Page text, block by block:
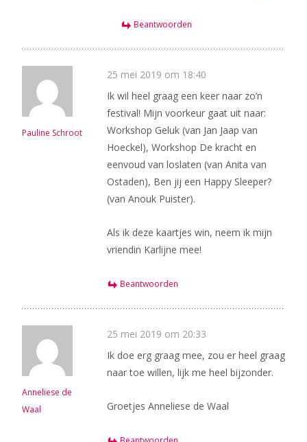
Beantwoorden
Pauline Schroot
25 mei 2019 om 18:40
Ik wil heel graag een keer naar zo’n
festival! Mijn voorkeur gaat uit naar:
Workshop Geluk (van Jan Jaap van
Hoeckel), Workshop De kracht en
eenvoud van loslaten (van Anita van
Ostaden), Ben jij een Happy Sleeper?
(van Anouk Puister).
Als ik deze kaartjes win, neem ik mijn
vriendin Karlijne mee!
Beantwoorden
Anneliese de
Waal
25 mei 2019 om 20:33
Ik doe erg graag mee, zou er heel graag
naar toe willen, lijk me heel bijzonder.
Groetjes Anneliese de Waal